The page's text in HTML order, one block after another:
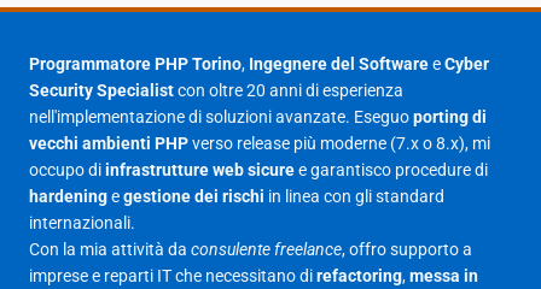
Agosto 2025 1
23
Giugno 2025
Maggio 2025 27
Aprile 2025
Marzo 2025
Febbraio 2025 17
Programmatore PHP Torino, Ingegnere del SoftwareeCyber
Security Specialistcon oltre 20 anni di esperienza
nell'implementazione di soluzioni avanzate. Eseguoporting di
vecchi ambienti PHPverso release più moderne (7.x o 8.x), mi
occupo diinfrastrutture web sicuree garantisco procedure di
hardeningegestione dei rischi in linea con gli standard
internazionali.
Con la mia attività da consulente freelance, offro supporto a
imprese e reparti IT che necessitano direfactoring,messa in